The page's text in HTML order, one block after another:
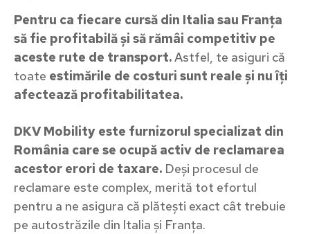
Pentru ca fiecare cursă din Italia sau Franța
să fie profitabilă și să rămâi competitiv pe
aceste rute de transport.Astfel, te asiguri că
toate estimările de costuri sunt reale și nu îți
afectează profitabilitatea.
DKV Mobility este furnizorul specializat din
România care se ocupă activ de reclamarea
acestor erori de taxare. Deși procesul de
reclamare este complex, merită tot efortul
pentru a ne asigura că plătești exact cât trebuie
pe autostrăzile din Italia și Franța.